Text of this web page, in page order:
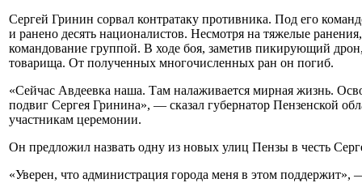
Сергей Гринин сорвал контратаку противника. Под его
и ранено десять националистов. Несмотря на тяжелые
командование группой. В ходе боя, заметив пикирующий
товарища. От полученных многочисленных ран он погиб.
«Сейчас Авдеевка наша. Там налаживается мирная жизнь.
подвиг Сергея Гринина», — сказал губернатор Пензенской
участникам церемонии.
Он предложил назвать одну из новых улиц Пензы в честь
«Уверен, что администрация города меня в этом поддержит»,